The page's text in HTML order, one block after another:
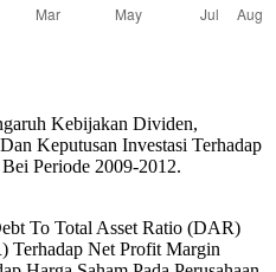
Kebijakan Dividen,
Keputusan Investasi Terhadap
Periode 2009-2012.
To Total Asset Ratio (DAR)
Terhadap Net Profit Margin